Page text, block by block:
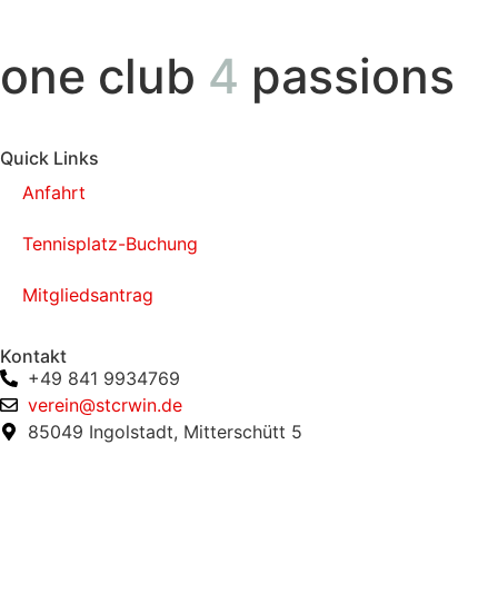
one club 4 passions
Quick Links
Anfahrt
Tennisplatz-Buchung
Mitgliedsantrag
Kontakt
+49 841 9934769
verein@stcrwin.de
85049 Ingolstadt, Mitterschütt 5